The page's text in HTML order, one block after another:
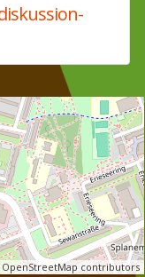
contributors